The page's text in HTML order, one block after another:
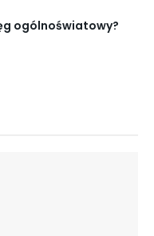
ogólnoświatowy?